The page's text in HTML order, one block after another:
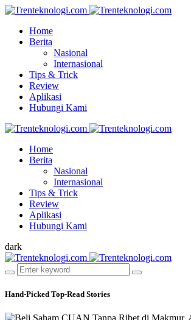
Home
Berita
Nasional
Internasional
Tips & Trick
Review
Aplikasi
Hubungi Kami
Home
Berita
Nasional
Internasional
Tips & Trick
Review
Aplikasi
Hubungi Kami
dark
Hand-Picked Top-Read Stories